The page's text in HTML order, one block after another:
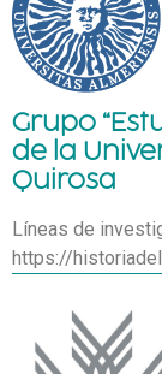
Grupo
de la
Quirosa
Líneas de
https://